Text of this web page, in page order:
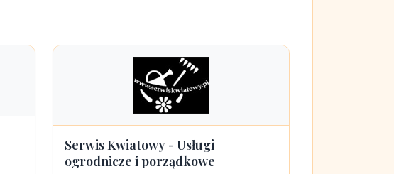
Serwis Kwiatowy - Usługi
ogrodnicze i porządkowe